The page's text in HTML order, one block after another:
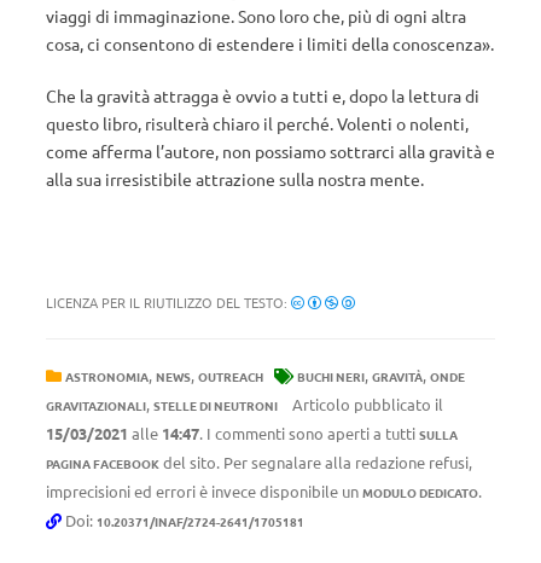
viaggi di immaginazione. Sono loro che, più di ogni altra
cosa, ci consentono di estendere i limiti della conoscenza».
Che la gravità attragga è ovvio a tutti e, dopo la lettura di
questo libro, risulterà chiaro il perché. Volenti o nolenti,
come afferma l’autore, non possiamo sottrarci alla gravità e
alla sua irresistibile attrazione sulla nostra mente.
LICENZA PER IL RIUTILIZZO DEL TESTO:
ASTRONOMIA, NEWS, OUTREACH BUCHI NERI, GRAVITÀ, ONDE
GRAVITAZIONALI, STELLE DI NEUTRONI
Articolo pubblicato il
15/03/2021 alle 14:47. I commenti sono aperti a tutti SULLA
PAGINA FACEBOOK del sito. Per segnalare alla redazione refusi,
imprecisioni ed errori è invece disponibile un MODULO DEDICATO.
Doi: 10.20371/INAF/2724-2641/1705181